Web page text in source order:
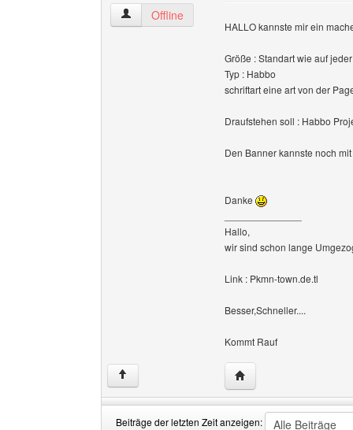
pokemon-citty Benutzer-Profile anzeigen
Offline
HALLO kannste mir ein
Größe : Standart wie auf
Typ : Habbo
schriftart eine art von der
Draufstehen soll : Habbo
Den Banner kannste noch
Danke
Hallo,
wir sind schon lange
Link : Pkmn-town.de.tl
Besser,Schneller....
Kommt Rauf
↑ Website dieses
Beiträge der letzten Zeit anzeigen: